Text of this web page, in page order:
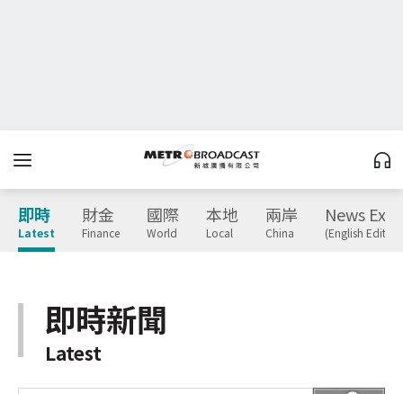
即時
Latest
財金
Finance
國際
World
本地
Local
兩岸
China
News
(English
即時新聞
Latest